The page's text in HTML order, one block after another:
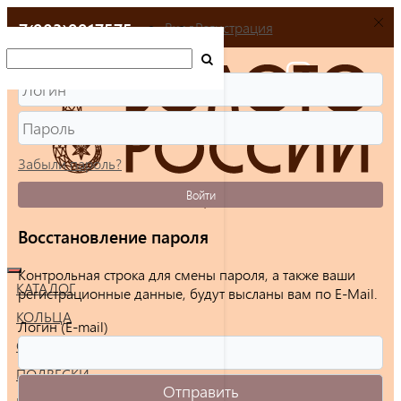
+7(903)9917575
КАТАЛОГ
КОЛЬЦА
СЕРЬГИ
ПОДВЕСКИ
ВходРегистрация
Забыли пароль?
Войти
Восстановление пароля
Контрольная строка для смены пароля, а также ваши
регистрационные данные, будут высланы вам по E-Mail.
Логин (E-mail)